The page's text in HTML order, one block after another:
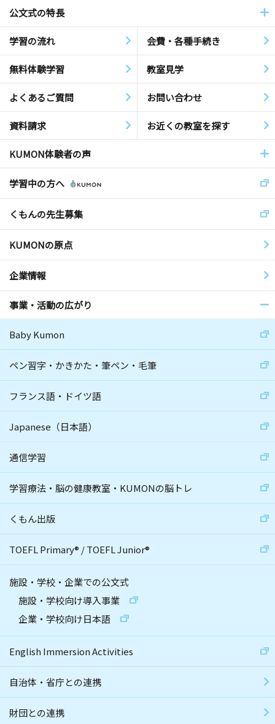
公文式の特長
学習の流れ 会費・各種手続き
無料体験学習 教室見学
よくあるご質問 お問い合わせ
資料請求 お近くの教室を探す
KUMON体験者の声
学習中の方へ
くもんの先生募集
KUMONの原点
企業情報
事業・活動の広がり
Baby Kumon
ペン習字・かきかた・筆ペン・毛筆
フランス語・ドイツ語
Japanese（日本語）
通信学習
学習療法・脳の健康教室・KUMONの脳トレ
くもん出版
TOEFL Primary® /TOEFL Junior®
施設・学校・企業での公文式
施設・学校向け導入事業
企業・学校向け日本語
English Immersion Activities
自治体・省庁との連携
財団との連携